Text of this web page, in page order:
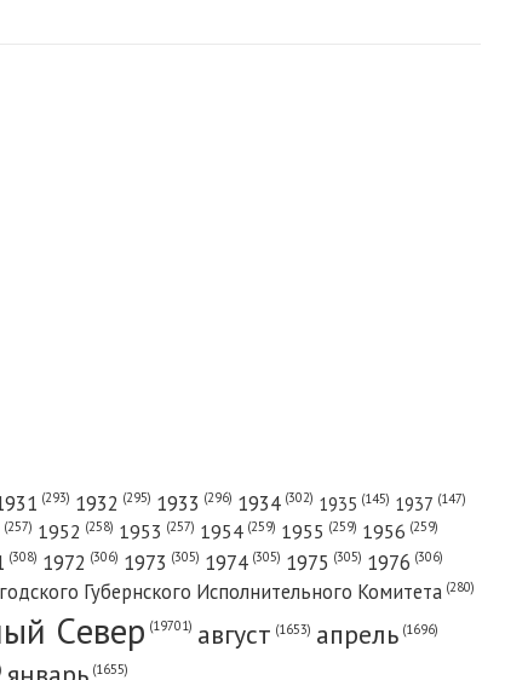
(293) 1932 (295) 1933 (296) 1934 (302) 1935 (145) 1937 (147)
(257) 1952 (258) 1953 (257) 1954 (259) 1955 (259) 1956 (259)
(308) 1972 (306) 1973 (305) 1974 (305) 1975 (305) 1976 (306)
Губернского Исполнительного Комитета (280)
Cевер (19701) август (1653) апрель (1696)
(1655)